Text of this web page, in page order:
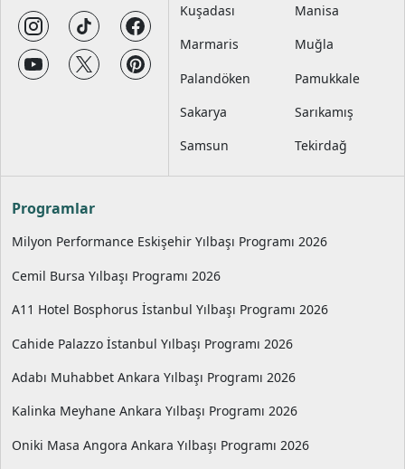
Kuşadası
Manisa
Marmaris
Muğla
Palandöken
Pamukkale
Sakarya
Sarıkamış
Samsun
Tekirdağ
Programlar
Milyon Performance Eskişehir Yılbaşı Programı 2026
Cemil Bursa Yılbaşı Programı 2026
A11 Hotel Bosphorus İstanbul Yılbaşı Programı 2026
Cahide Palazzo İstanbul Yılbaşı Programı 2026
Adabı Muhabbet Ankara Yılbaşı Programı 2026
Kalinka Meyhane Ankara Yılbaşı Programı 2026
Oniki Masa Angora Ankara Yılbaşı Programı 2026